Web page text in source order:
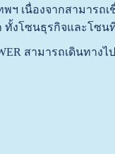
ฯ เนื่องจากสามารถ
ทั้งโซนธุรกิจและโซ
สามารถเดินทาง